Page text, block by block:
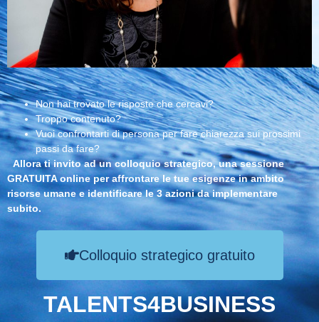
Non hai trovato le risposte che cercavi?
Troppo contenuto?
Vuoi confrontarti di persona per fare chiarezza sui prossimi
passi da fare?
Allora ti invito ad un colloquio strategico, una sessione
GRATUITA online per affrontare le tue esigenze in ambito
risorse umane e identificare le 3 azioni da implementare
subito.
Colloquio strategico gratuito
TALENTS4BUSINESS